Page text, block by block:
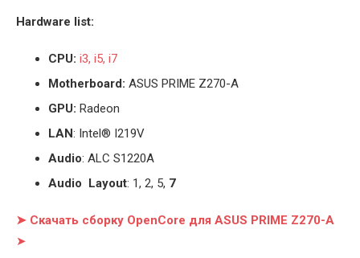
Hardware list:
CPU: i3, i5, i7
Motherboard: ASUS PRIME Z270-A
GPU: Radeon
LAN: Intel® I219V
Audio: ALC S1220A
Audio Layout: 1, 2, 5, 7
➤ Скачать сборку OpenCore для ASUS PRIME Z270-A
➤